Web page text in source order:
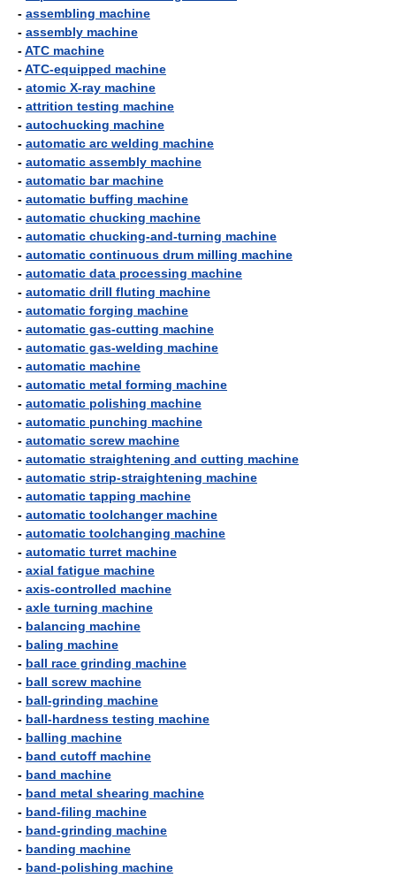
- assembling machine
- assembly machine
-ATC machine
-ATC-equipped machine
- atomic X-ray machine
- attrition testing machine
- autochucking machine
- automatic arc welding machine
- automatic assembly machine
- automatic bar machine
- automatic buffing machine
- automatic chucking machine
- automatic chucking-and-turning machine
- automatic continuous drum milling machine
- automatic data processing machine
- automatic drill fluting machine
- automatic forging machine
- automatic gas-cutting machine
- automatic gas-welding machine
- automatic machine
- automatic metal forming machine
- automatic polishing machine
- automatic punching machine
- automatic screw machine
- automatic straightening and cutting machine
- automatic strip-straightening machine
- automatic tapping machine
- automatic toolchanger machine
- automatic toolchanging machine
- automatic turret machine
- axial fatigue machine
- axis-controlled machine
- axle turning machine
- balancing machine
- baling machine
- ball race grinding machine
- ball screw machine
- ball-grinding machine
- ball-hardness testing machine
- balling machine
- band cutoff machine
- band machine
- band metal shearing machine
- band-filing machine
- band-grinding machine
- banding machine
- band-polishing machine